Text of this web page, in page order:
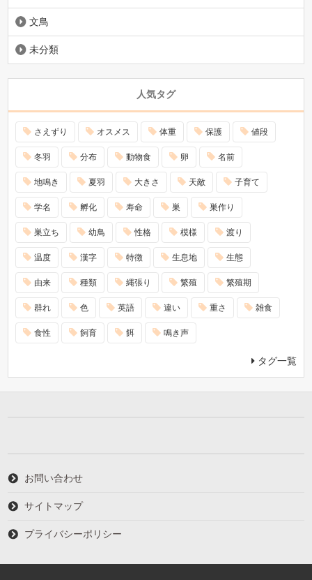
文鳥
未分類
人気タグ
さえずり オスメス 体重 保護 値段
冬羽 分布 動物食 卵 名前
地鳴き 夏羽 大きさ 天敵 子育て
学名 孵化 寿命 巣 巣作り
巣立ち 幼鳥 性格 模様 渡り
温度 漢字 特徴 生息地 生態
由来 種類 縄張り 繁殖 繁殖期
群れ 色 英語 違い 重さ 雑食
食性 飼育 餌 鳴き声
タグ一覧
お問い合わせ
サイトマップ
プライバシーポリシー